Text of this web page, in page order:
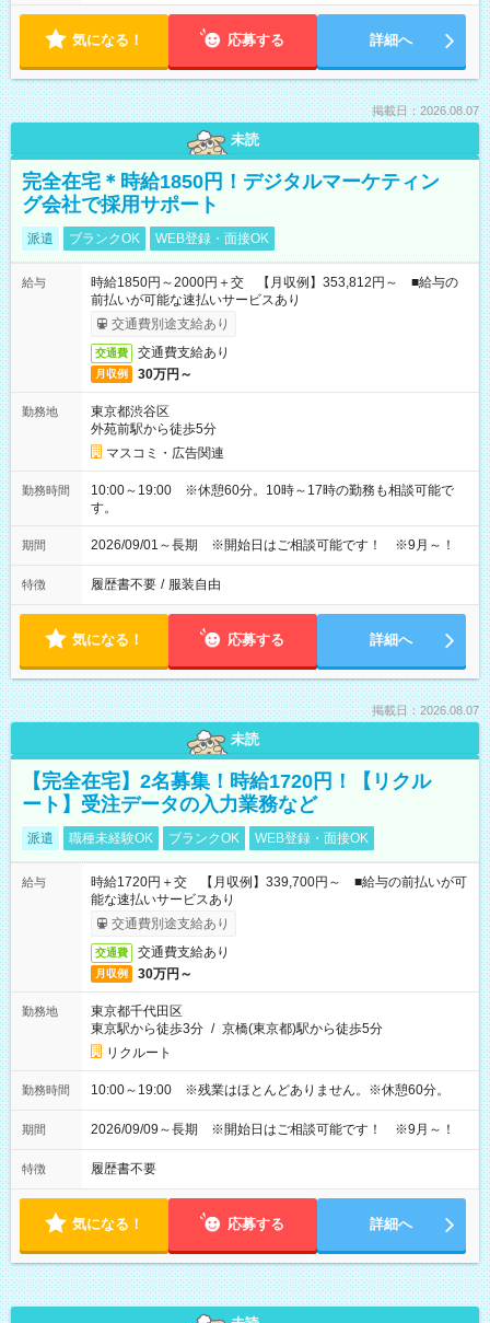
気になる！ 応募する 詳細へ
掲載日：2026.08.07
未読
完全在宅＊時給1850円！デジタルマーケティン
グ会社で採用サポート
派遣 ブランクOK WEB登録・面接OK
給与
時給1850円～2000円＋交 【月収例】353,812円～ ■給与の
前払いが可能な速払いサービスあり
交通費別途支給あり
交通費 交通費支給あり
月収例 30万円～
勤務地
東京都渋谷区
外苑前駅から徒歩5分
マスコミ・広告関連
勤務時間
10:00～19:00 ※休憩60分。10時～17時の勤務も相談可能で
す。
期間 2026/09/01～長期 ※開始日はご相談可能です！ ※9月～！
特徴 履歴書不要 / 服装自由
気になる！ 応募する 詳細へ
掲載日：2026.08.07
未読
【完全在宅】2名募集！時給1720円！【リクル
ート】受注データの入力業務など
派遣 職種未経験OK ブランクOK WEB登録・面接OK
給与
時給1720円＋交 【月収例】339,700円～ ■給与の前払いが可
能な速払いサービスあり
交通費別途支給あり
交通費 交通費支給あり
月収例 30万円～
勤務地
東京都千代田区
東京駅から徒歩3分 / 京橋(東京都)駅から徒歩5分
リクルート
勤務時間 10:00～19:00 ※残業はほとんどありません。※休憩60分。
期間 2026/09/09～長期 ※開始日はご相談可能です！ ※9月～！
特徴 履歴書不要
気になる！ 応募する 詳細へ